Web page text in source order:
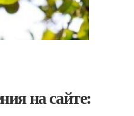
на сайте: